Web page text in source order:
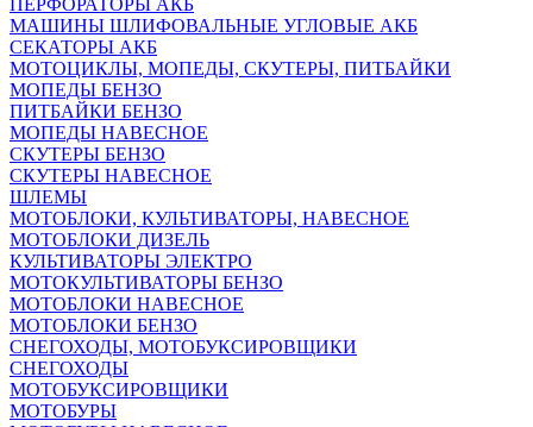
ПЕРФОРАТОРЫ АКБ
МАШИНЫ ШЛИФОВАЛЬНЫЕ УГЛОВЫЕ АКБ
СЕКАТОРЫ АКБ
МОТОЦИКЛЫ, МОПЕДЫ, СКУТЕРЫ, ПИТБАЙКИ
МОПЕДЫ БЕНЗО
ПИТБАЙКИ БЕНЗО
МОПЕДЫ НАВЕСНОЕ
СКУТЕРЫ БЕНЗО
СКУТЕРЫ НАВЕСНОЕ
ШЛЕМЫ
МОТОБЛОКИ, КУЛЬТИВАТОРЫ, НАВЕСНОЕ
МОТОБЛОКИ ДИЗЕЛЬ
КУЛЬТИВАТОРЫ ЭЛЕКТРО
МОТОКУЛЬТИВАТОРЫ БЕНЗО
МОТОБЛОКИ НАВЕСНОЕ
МОТОБЛОКИ БЕНЗО
СНЕГОХОДЫ, МОТОБУКСИРОВЩИКИ
СНЕГОХОДЫ
МОТОБУКСИРОВЩИКИ
МОТОБУРЫ